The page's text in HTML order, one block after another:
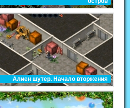
Алиен шутер. Начало вторжения